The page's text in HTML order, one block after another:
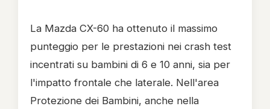
La Mazda CX-60 ha ottenuto il massimo
punteggio per le prestazioni nei crash test
incentrati su bambini di 6 e 10 anni, sia per
l'impatto frontale che laterale. Nell'area
Protezione dei Bambini, anche nella